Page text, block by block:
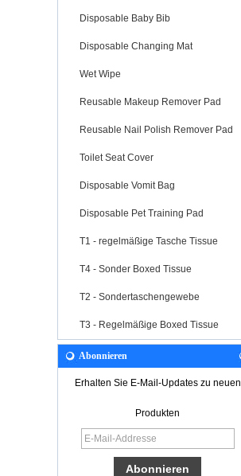
Disposable Baby Bib
Disposable Changing Mat
Wet Wipe
Reusable Makeup Remover Pad
Reusable Nail Polish Remover Pad
Toilet Seat Cover
Disposable Vomit Bag
Disposable Pet Training Pad
T1 - regelmäßige Tasche Tissue
T4 - Sonder Boxed Tissue
T2 - Sondertaschengewebe
T3 - Regelmäßige Boxed Tissue
Abonnieren
Erhalten Sie E-Mail-Updates zu neuen
Produkten